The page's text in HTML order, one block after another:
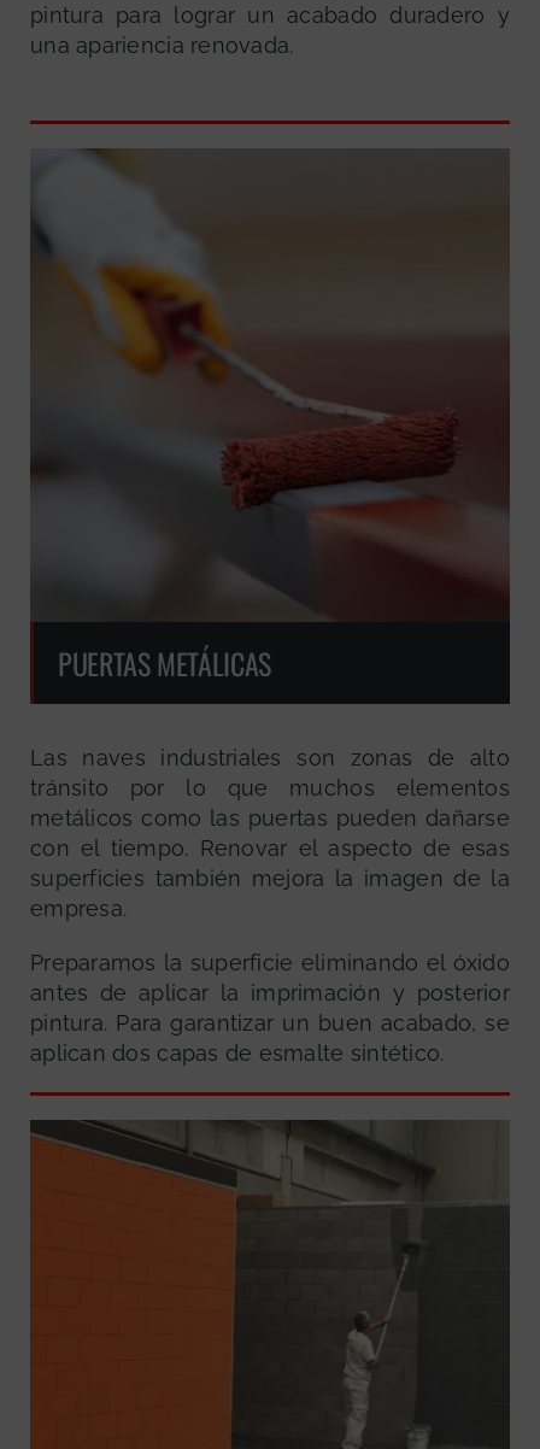
pintura para lograr un acabado duradero y
una apariencia renovada.
PUERTAS METÁLICAS
Las naves industriales son zonas de alto
tránsito por lo que muchos elementos
metálicos como las puertas pueden dañarse
con el tiempo. Renovar el aspecto de esas
superficies también mejora la imagen de la
empresa.
Preparamos la superficie eliminando el óxido
antes de aplicar la imprimación y posterior
pintura. Para garantizar un buen acabado, se
aplican dos capas de esmalte sintético.